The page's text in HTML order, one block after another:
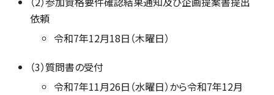
依頼
令和7年12月18日（木曜日）
（3）質問書の受付
令和7年11月26日（水曜日）から令和7年12月